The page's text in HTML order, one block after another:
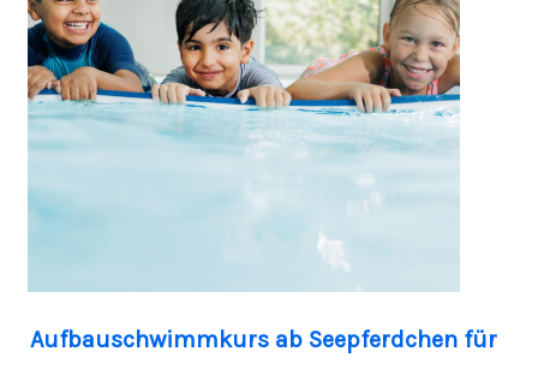
Aufbauschwimmkurs ab Seepferdchen für